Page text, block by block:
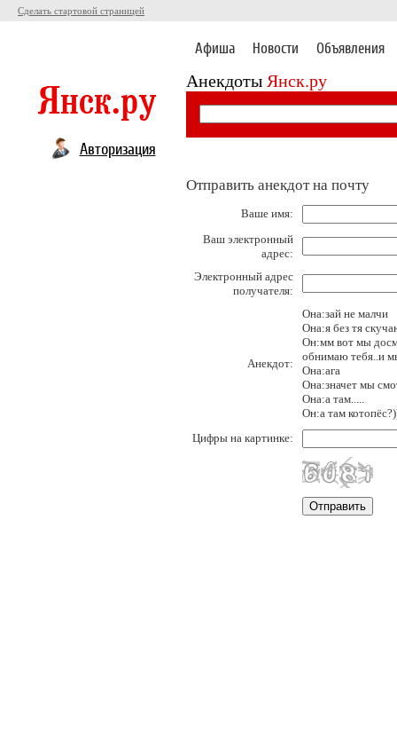
Сделать стартовой страницей
Афиша Новости Объявления
Анекдоты Янск.ру
Авторизация
Отправить анекдот на почту
Ваше имя:
Ваш электронный
адрес:
Электронный адрес
получателя:
Анекдот:
Она:зай не малчи
Она:я без тя
Он:мм вот мы
обнимаю тебя..и
Она:ага
Она:значет мы
Она:а там.....
Он:а там
Цифры на картинке: